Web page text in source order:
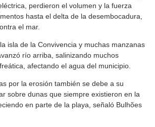
perdieron el volumen y la fuerza
hasta el delta de la desembocadura,
el mar.
isla de la Convivencia y muchas manzanas
río arriba, salinizando muchos
afectando el agua del municipio.
por la erosión también se debe a su
sobre dunas que siempre existieron en la
en parte de la playa, señaló Bulhões